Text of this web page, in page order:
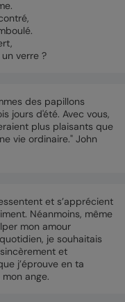
verre ?
des papillons
jours d'été. Avec vous,
plus plaisants que
vie ordinaire." John
et s’apprécient
Néanmoins, même
mon amour
je souhaitais
et
j’éprouve en ta
ange.